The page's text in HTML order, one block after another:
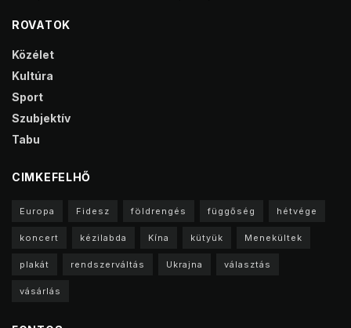
ROVATOK
Közélet
Kultúra
Sport
Szubjektív
Tabu
CIMKEFELHŐ
Europa Fidesz földrengés függőség hétvége
koncert kézilabda Kína kütyük Menekültek
plakát rendszerváltás Ukrajna választás
vásárlás